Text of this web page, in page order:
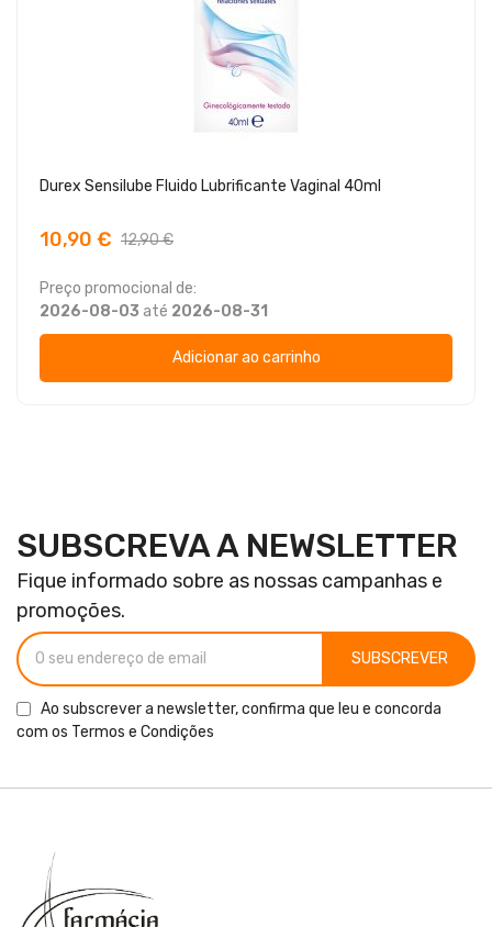
Durex Sensilube Fluido Lubrificante Vaginal 40ml
10,90 € 12,90 €
Preço promocional de:
2026-08-03 até 2026-08-31
Adicionar ao carrinho
SUBSCREVA A NEWSLETTER
Fique informado sobre as nossas campanhas e
promoções.
SUBSCREVER
Ao subscrever a newsletter, confirma que leu e concorda
com os Termos e Condições